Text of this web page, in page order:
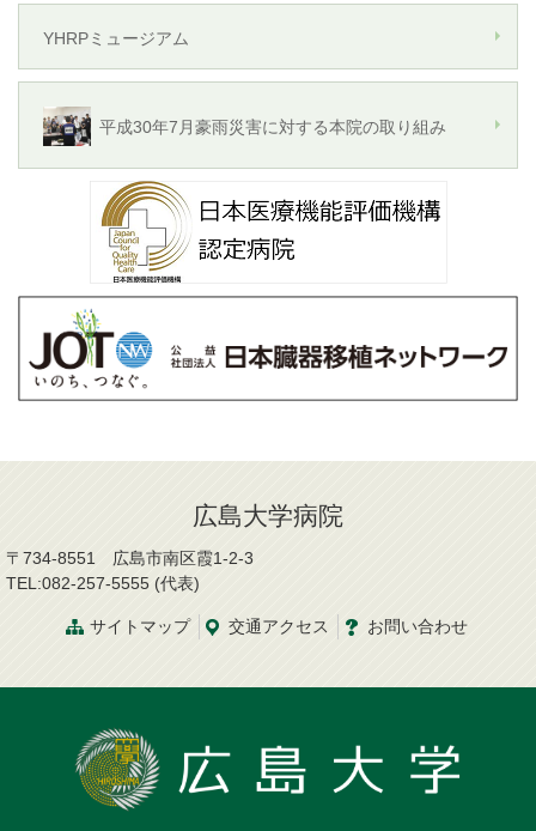
YHRPミュージアム
平成30年7月豪雨災害に対する本院の取り組み
広島大学病院
〒734-8551 広島市南区霞1-2-3
TEL:082-257-5555 (代表)
サイトマップ 交通アクセス お問い合わせ